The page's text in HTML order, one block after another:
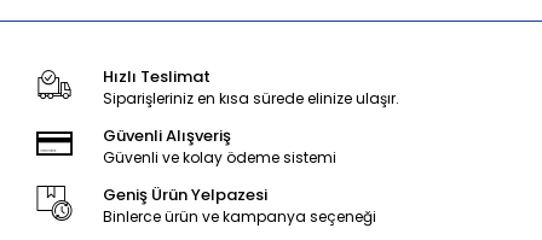
Hızlı Teslimat
Siparişleriniz en kısa sürede elinize ulaşır.
Güvenli Alışveriş
Güvenli ve kolay ödeme sistemi
Geniş Ürün Yelpazesi
Binlerce ürün ve kampanya seçeneği